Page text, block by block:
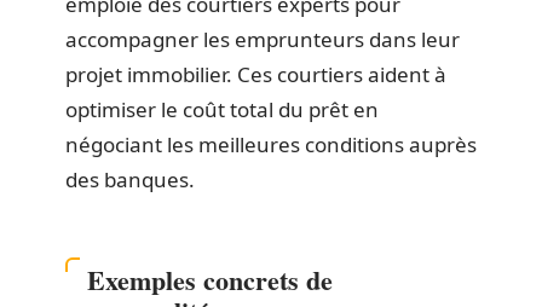
accompagner les emprunteurs dans leur
projet immobilier. Ces courtiers aident à
optimiser le coût total du prêt en
négociant les meilleures conditions auprès
des banques.
Exemples concrets de